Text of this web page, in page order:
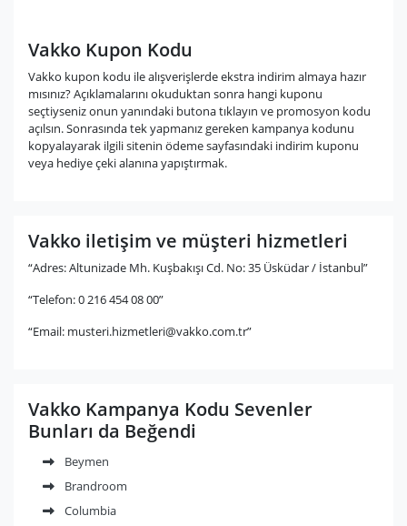
Vakko Kupon Kodu
Vakko kupon kodu ile alışverişlerde ekstra indirim almaya hazır
mısınız? Açıklamalarını okuduktan sonra hangi kuponu
seçtiyseniz onun yanındaki butona tıklayın ve promosyon kodu
açılsın. Sonrasında tek yapmanız gereken kampanya kodunu
kopyalayarak ilgili sitenin ödeme sayfasındaki indirim kuponu
veya hediye çeki alanına yapıştırmak.
Vakko iletişim ve müşteri hizmetleri
“Adres: Altunizade Mh. Kuşbakışı Cd. No: 35 Üsküdar / İstanbul”
“Telefon: 0 216 454 08 00”
“Email: musteri.hizmetleri@vakko.com.tr”
Vakko Kampanya Kodu Sevenler
Bunları da Beğendi
Beymen
Brandroom
Columbia